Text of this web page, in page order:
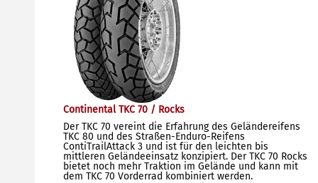
Continental TKC 70 / Rocks
Der TKC 70 vereint die Erfahrung des Geländereifens
TKC 80 und des Straßen-Enduro-Reifens
ContiTrailAttack 3 und ist für den leichten bis
mittleren Geländeeinsatz konzipiert. Der TKC 70 Rocks
bietet noch mehr Traktion im Gelände und kann mit
dem TKC 70 Vorderrad kombiniert werden.